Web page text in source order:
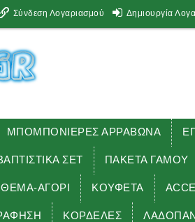
Σύνδεση Λογαριασμού Δημιουργία
ΜΠΟΜΠΟΝΙΕΡΕΣ ΑΡΡΑΒΩΝΑ
ΣΕΤ ΠΑΚΕΤΑ ΓΑΜΟΥ
ΘΕΜΑ-ΑΓΟΡΙ ΚΟΥΦΕΤΑ
ΚΟΡΔΕΛΕΣ